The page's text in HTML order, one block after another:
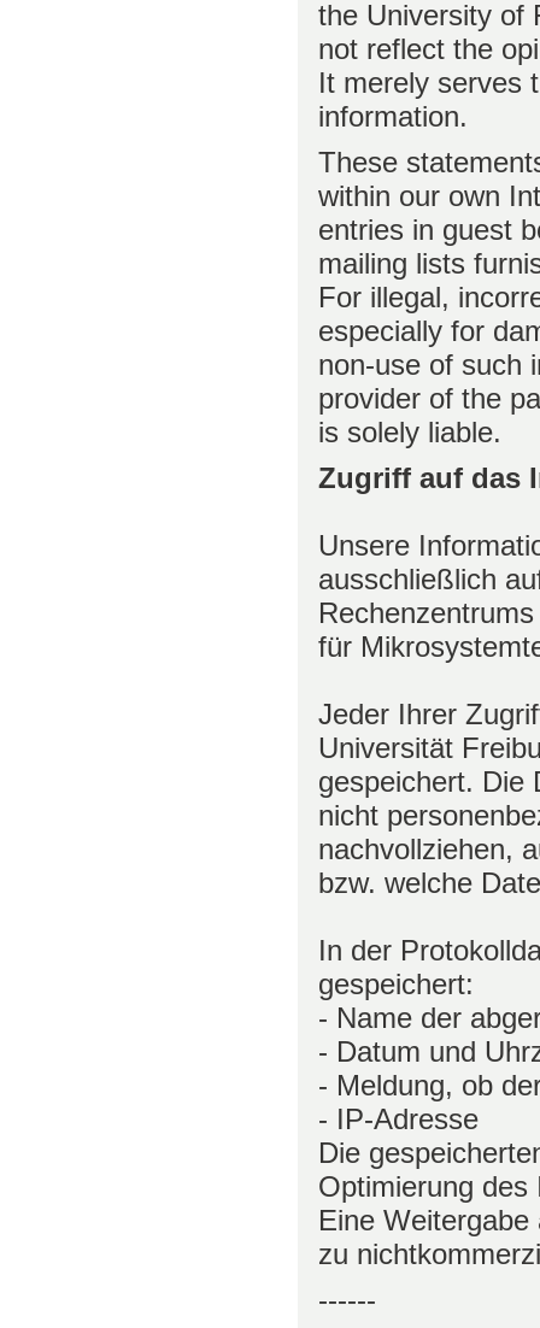
the University of
not reflect the
It merely serves
information.
These
within our own
entries in guest
mailing lists
For illegal,
especially for
non-use of such
provider of the
is solely liable.
Zugriff auf das
Unsere
ausschließlich
für
Jeder Ihrer
Universität
gespeichert. Die
nicht
nachvollziehen,
bzw. welche
In der
gespeichert:
- Name der
- Datum und
- Meldung, ob
- IP-Adresse
Die
Optimierung des
Eine
zu
------